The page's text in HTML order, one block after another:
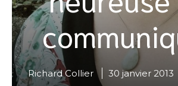
Richard Collier 30 janvier 2013